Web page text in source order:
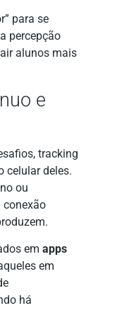
para se
percepção
alunos mais
e
tracking
celular deles.
ou
conexão
em apps
em
há